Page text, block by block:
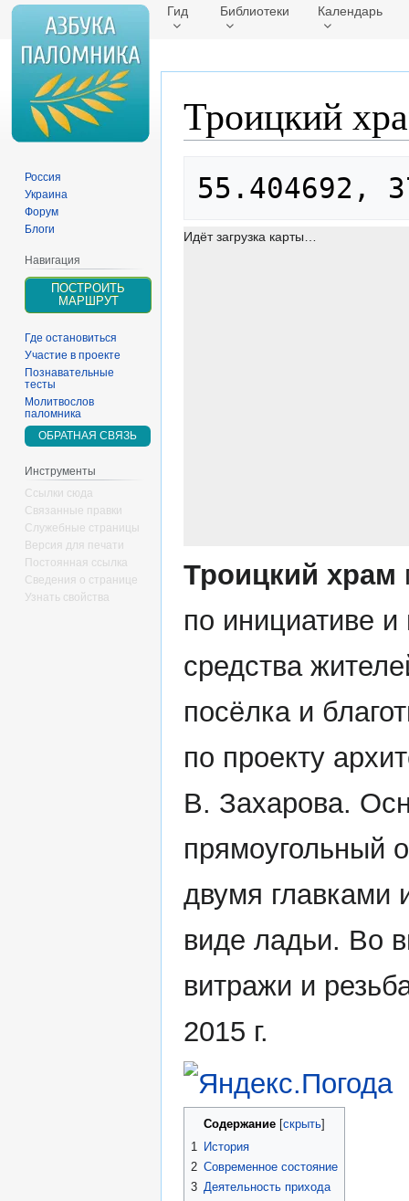
Гид Библиотеки Календарь
Троицкий
55.404692,
Идёт загрузка карты…
Троицкий храм
по инициативе и
средства
посёлка и
по проекту
В. Захарова.
прямоугольный
двумя главками
виде ладьи. Во
витражи и
2015 г.
Содержание
1
История
2 Современное состояние
3 Деятельность прихода
Россия
Украина
Форум
Блоги
Навигация
ПОСТРОИТЬ
МАРШРУТ
Где остановиться
Участие в проекте
Познавательные
тесты
Молитвослов
паломника
ОБРАТНАЯ СВЯЗЬ
Инструменты
Ссылки сюда
Связанные правки
Служебные страницы
Версия для печати
Постоянная ссылка
Сведения о странице
Узнать свойства